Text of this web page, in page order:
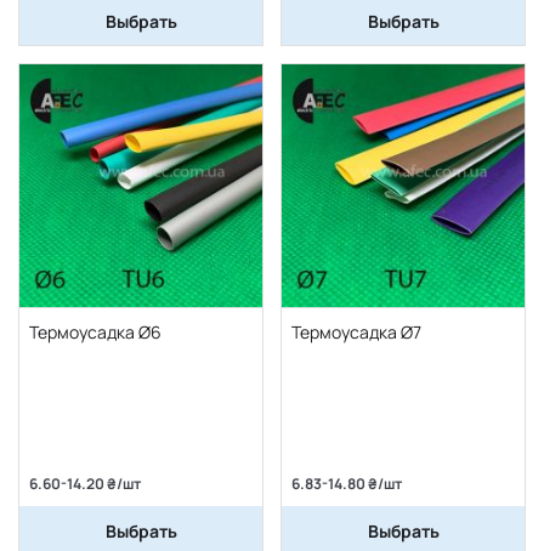
Выбрать Выбрать
Термоусадка Ø6
6.60-14.20 ₴/шт
Выбрать
Термоусадка Ø7
6.83-14.80 ₴/шт
Выбрать